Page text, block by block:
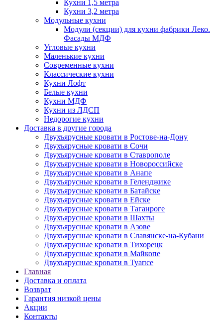
Кухни 1,5 метра
Кухни 3,2 метра
Модульные кухни
Модули (секции) для кухни фабрики Леко.
Фасады МДФ
Угловые кухни
Маленькие кухни
Современные кухни
Классические кухни
Кухни Лофт
Белые кухни
Кухни МДФ
Кухни из ЛДСП
Недорогие кухни
Доставка в другие города
Двухъярусные кровати в Ростове-на-Дону
Двухъярусные кровати в Сочи
Двухъярусные кровати в Ставрополе
Двухъярусные кровати в Новороссийске
Двухъярусные кровати в Анапе
Двухъярусные кровати в Геленджике
Двухъярусные кровати в Батайске
Двухъярусные кровати в Ейске
Двухъярусные кровати в Таганроге
Двухъярусные кровати в Шахты
Двухъярусные кровати в Азове
Двухъярусные кровати в Славянске-на-Кубани
Двухъярусные кровати в Тихорецк
Двухъярусные кровати в Майкопе
Двухъярусные кровати в Туапсе
Главная
Доставка и оплата
Возврат
Гарантия низкой цены
Акции
Контакты